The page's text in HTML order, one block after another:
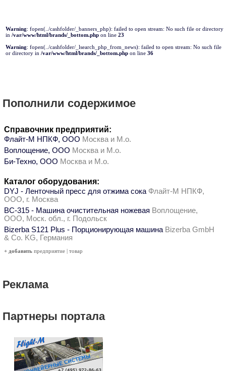
Warning: fopen(../cashfolder/_banners_php): failed to open stream: No such file or directory
in /var/www/html/brands/_bottom.php on line 23
Warning: fopen(../cashfolder/_lsearch_php_from_news): failed to open stream: No such file
or directory in /var/www/html/brands/_bottom.php on line 36
Пополнили содержимое
Справочник предприятий:
Флайт-М НПКФ, ООО Москва и М.о.
Воплощение, ООО Москва и М.о.
Би-Техно, ООО Москва и М.о.
Каталог оборудования:
DYJ - Ленточный пресс для отжима сока Флайт-М НПКФ,
ООО, г. Москва
ВС-315 - Машина очистительная ножевая Воплощение,
ООО, Моск. обл., г. Подольск
Bizerba S121 Plus - Порционирующая машина Bizerba GmbH
& Co. KG, Германия
+ добавить предприятие | товар
Реклама
Партнеры портала